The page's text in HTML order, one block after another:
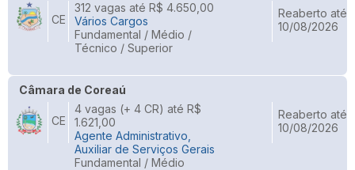
CE
312 vagas até R$ 4.650,00
Vários Cargos
Fundamental / Médio /
Técnico / Superior
Reaberto até
10/08/2026
Câmara de Coreaú
CE
4 vagas (+ 4 CR) até R$
1.621,00
Agente Administrativo,
Auxiliar de Serviços Gerais
Fundamental / Médio
Reaberto até
10/08/2026